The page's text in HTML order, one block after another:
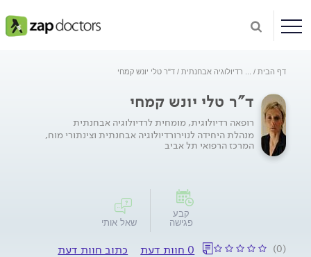
דף הבית רדיולוגיה אבחנתית ד"ר טלי יונש קמחי
ד"ר טלי יונש קמחי
רופאה רדיולוגית, מומחית לרדיולוגיה אבחנתית
מנהלת היחידה לנוירורדיולוגיה אבחנתית וצינתורי מוח,
המרכז הרפואי תל אביב
קבע
פגישה
שאל אותי
(0) 0 חוות דעת כתוב חוות דעת